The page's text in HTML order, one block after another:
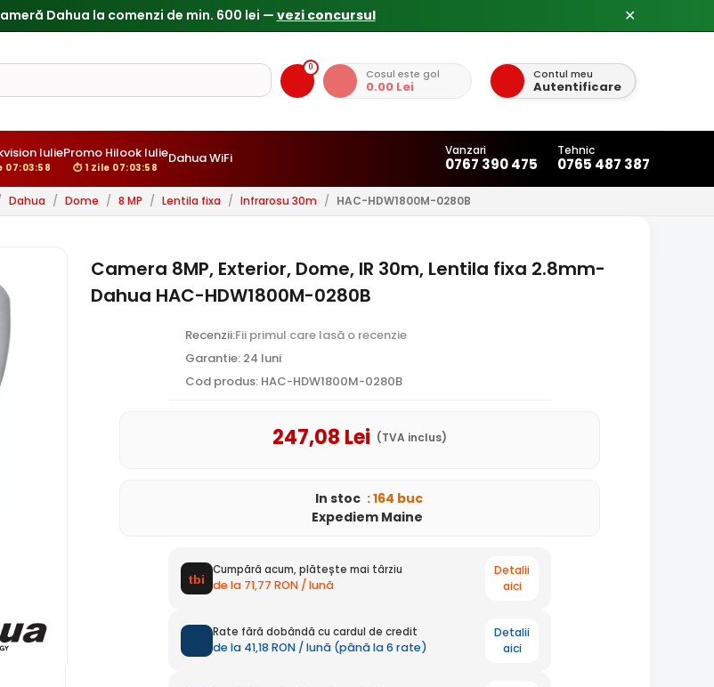
la 25% doar in luna iulie → Vezi ofertele
✕
0 Cosul este gol
0.00 Lei
Contul meu
Autentificare
Iulie
07:03:57
Promo Hilook Iulie
⏱ 1 Zile 07:03:57
Dahua WiFi Vanzari
0767 390 475
Tehnic
0765 487 387
Dahua / Dome / 8 MP / Lentila fixa / Infrarosu 30m / HAC-HDW1800M-0280B
Camera 8MP, Exterior, Dome, IR 30m, Lentila fixa 2.8mm-
Dahua HAC-HDW1800M-0280B
Recenzii:Fii primul care lasă o recenzie
Garantie: 24 luni
Cod produs: HAC-HDW1800M-0280B
247,08 Lei (TVA inclus)
In stoc : 164 buc
Expediem Maine
Cumpără acum, plătește mai târziu
de la 71,77 RON / lună
Detalii
aici
Rate fără dobândă cu cardul de credit
de la 41,18 RON / lună (până la 6 rate)
Detalii
aici